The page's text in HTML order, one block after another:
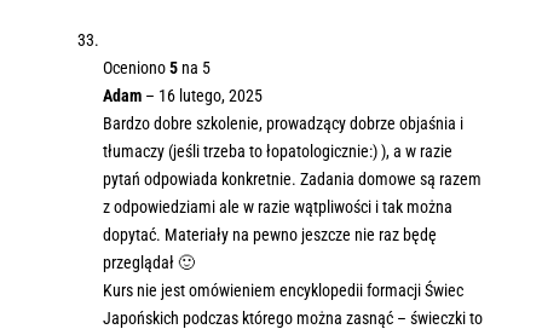
Oceniono5na 5
Adam – 16 lutego, 2025
Bardzo dobre szkolenie, prowadzący dobrze objaśnia i
tłumaczy (jeśli trzeba to łopatologicznie:) ), a w razie
pytań odpowiada konkretnie. Zadania domowe są razem
z odpowiedziami ale w razie wątpliwości i tak można
dopytać. Materiały na pewno jeszcze nie raz będę
przeglądał 🙂
Kurs nie jest omówieniem encyklopedii formacji Świec
Japońskich podczas którego można zasnąć – świeczki to